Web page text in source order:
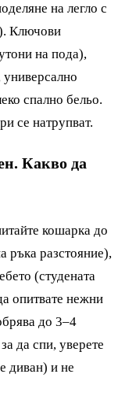
на легло с
Ключови
на пода),
универсално
спално бельо.
се натрупват.
Какво да
кошарка до
ръка разстояние),
(студената
опитвате нежни
до 3–4
да спи, уверете
диван) и не